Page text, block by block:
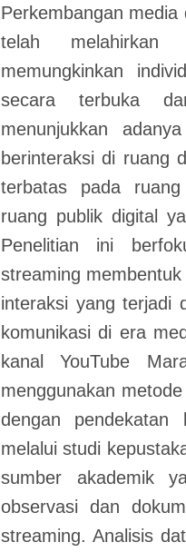
Perkembangan
telah
memungkinkan
secara terbuka
menunjukkan
berinteraksi di ruang
terbatas pada
ruang publik digital
Penelitian ini
streaming
interaksi yang terjadi
komunikasi di era
kanal YouTube
menggunakan
dengan pendekatan
melalui studi
sumber akademik
observasi dan
streaming. Analisis